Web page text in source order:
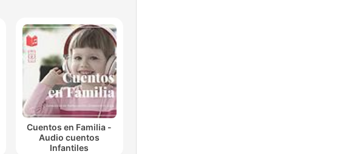
Cuentos en Familia -
Audio cuentos
Infantiles